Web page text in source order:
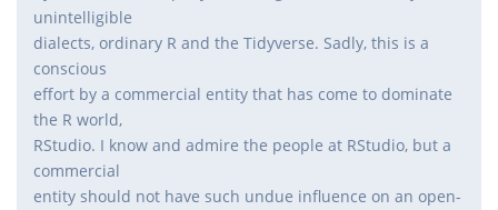
unintelligible
dialects, ordinary R and the Tidyverse. Sadly, this is a
conscious
effort by a commercial entity that has come to dominate
the R world,
RStudio. I know and admire the people at RStudio, but a
commercial
entity should not have such undue influence on an open-